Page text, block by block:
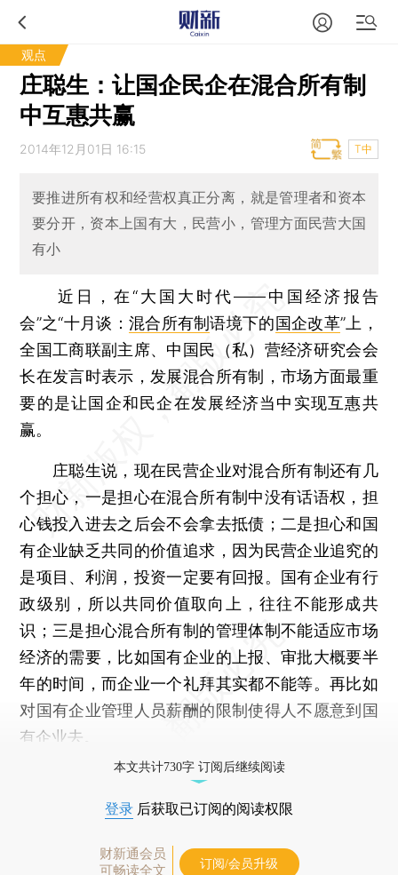
观点
庄聪生：让国企民企在混合所有制
中互惠共赢
2014年12月01日 16:15 T中
要推进所有权和经营权真正分离，就是管理者和资本
要分开，资本上国有大，民营小，管理方面民营大国
有小
近日，在“大国大时代——中国经济报告
会”之“十月谈： 混合所有制语境下的国企改革”上，
全国工商联副主席、中国民（私）营经济研究会会
长在发言时表示，发展混合所有制，市场方面最重
要的是让国企和民企在发展经济当中实现互惠共
赢。
庄聪生说，现在民营企业对混合所有制还有几
个担心，一是担心在混合所有制中没有话语权，担
心钱投入进去之后会不会拿去抵债；二是担心和国
有企业缺乏共同的价值追求，因为民营企业追究的
是项目、利润，投资一定要有回报。国有企业有行
政级别，所以共同价值取向上，往往不能形成共
识；三是担心混合所有制的管理体制不能适应市场
经济的需要，比如国有企业的上报、审批大概要半
年的时间，而企业一个礼拜其实都不能等。再比如
对国有企业管理人员薪酬的限制使得人不愿意到国
有企业去。
本文共计730字 订阅后继续阅读
登录 后获取已订阅的阅读权限
财新通会员
可畅读全文
订阅/会员升级